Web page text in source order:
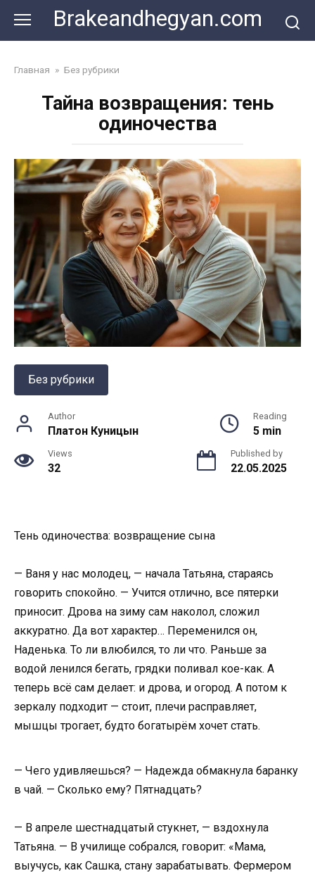
content
Brakeandhegyan.com
Главная » Без рубрики
Тайна возвращения: тень
одиночества
Без рубрики
Author
Платон Куницын
Reading
5 min
Views
32
Published by
22.05.2025
Тень одиночества: возвращение сына
— Ваня у нас молодец, — начала Татьяна, стараясь
говорить спокойно. — Учится отлично, все пятерки
приносит. Дрова на зиму сам наколол, сложил
аккуратно. Да вот характер… Переменился он,
Наденька. То ли влюбился, то ли что. Раньше за
водой ленился бегать, грядки поливал кое-как. А
теперь всё сам делает: и дрова, и огород. А потом к
зеркалу подходит — стоит, плечи расправляет,
мышцы трогает, будто богатырём хочет стать.
— Чего удивляешься? — Надежда обмакнула баранку
в чай. — Сколько ему? Пятнадцать?
— В апреле шестнадцатый стукнет, — вздохнула
Татьяна. — В училище собрался, говорит: «Мама,
выучусь, как Сашка, стану зарабатывать. Фермером